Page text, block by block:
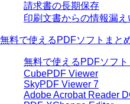
請求書の長期保存
印刷文書からの情報漏
無料で使えるPDFソフトまと
無料で使えるPDFソフ
CubePDF Viewer
SkyPDF Viewer 7
Adobe Acrobat Reader